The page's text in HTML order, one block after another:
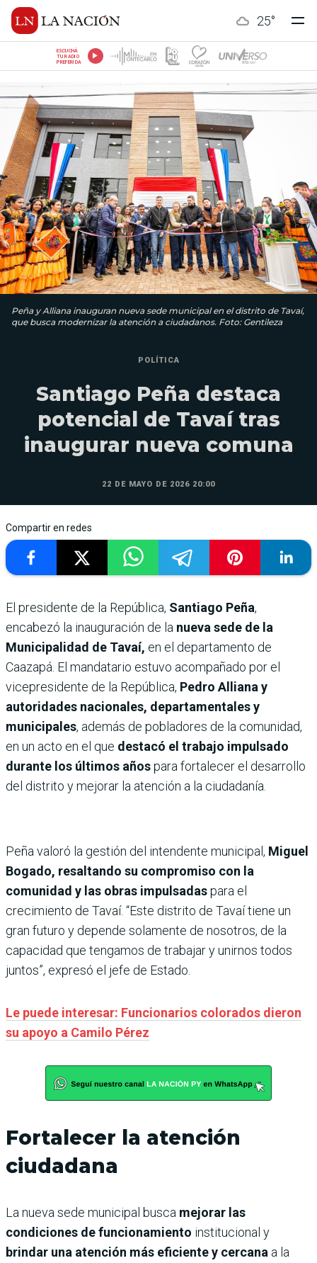
25°
ESCUCHÁ
TU RADIO
PREFERIDA
Peña y Alliana inauguran nueva sede municipal en el distrito de Tavaí,
que busca modernizar la atención a ciudadanos. Foto: Gentileza
POLÍTICA
Santiago Peña destaca
potencial de Tavaí tras
inaugurar nueva comuna
22 DE MAYO DE 2026 20:00
Compartir en redes
El presidente de la República, Santiago Peña,
encabezó la inauguración de la nueva sede de la
Municipalidad de Tavaí, en el departamento de
Caazapá. El mandatario estuvo acompañado por el
vicepresidente de la República, Pedro Alliana y
autoridades nacionales, departamentales y
municipales, además de pobladores de la comunidad,
en un acto en el que destacó el trabajo impulsado
durante los últimos añospara fortalecer el desarrollo
del distrito y mejorar la atención a la ciudadanía.
Peña valoró la gestión del intendente municipal, Miguel
Bogado, resaltando su compromiso con la
comunidad y las obras impulsadaspara el
crecimiento de Tavaí. “Este distrito de Tavaí tiene un
gran futuro y depende solamente de nosotros, de la
capacidad que tengamos de trabajar y unirnos todos
juntos”, expresó el jefe de Estado.
Le puede interesar: Funcionarios colorados dieron
su apoyo a Camilo Pérez
Fortalecer la atención
ciudadana
La nueva sede municipal busca mejorar las
condiciones de funcionamiento institucional y
brindar una atención más eficiente y cercana a la